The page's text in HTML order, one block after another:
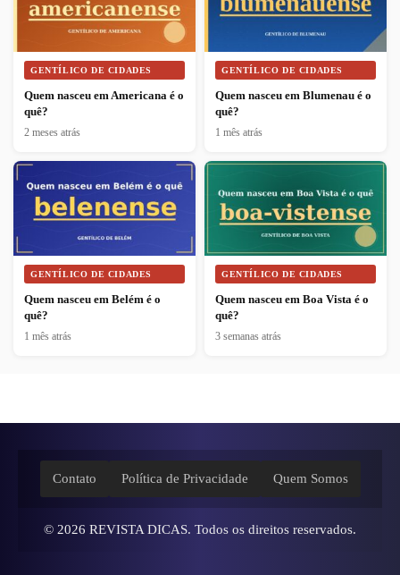
GENTÍLICO DE CIDADES
Quem nasceu em Americana é o
quê?
2 meses atrás
GENTÍLICO DE CIDADES
Quem nasceu em Blumenau é o
quê?
1 mês atrás
GENTÍLICO DE CIDADES
Quem nasceu em Belém é o
quê?
1 mês atrás
GENTÍLICO DE CIDADES
Quem nasceu em Boa Vista é o
quê?
3 semanas atrás
Contato Política de Privacidade Quem Somos
© 2026 REVISTA DICAS. Todos os direitos reservados.